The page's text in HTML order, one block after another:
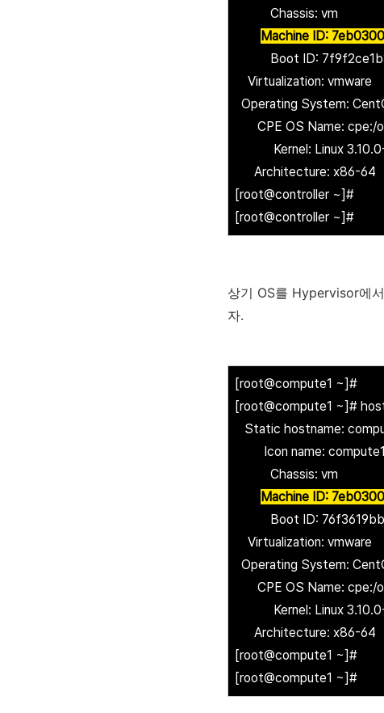
Chassis: vm
Machine ID:
Boot ID:
Virtualization: vmware
Operating System:
CPE OS Name: cpe:/
Kernel: Linux 3.10.0-
Architecture: x86-64
[root@controller ~]#
[root@controller ~]#
상기 OS를 Hypervisor에
자.
[root@compute1 ~]#
[root@compute1 ~]#
Static hostname:
Icon name: compute1
Chassis: vm
Machine ID:
Boot ID:
Virtualization: vmware
Operating System:
CPE OS Name: cpe:/
Kernel: Linux 3.10.0-
Architecture: x86-64
[root@compute1 ~]#
[root@compute1 ~]#